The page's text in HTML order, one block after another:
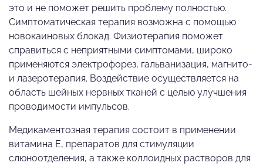
это и не поможет решить проблему полностью.
Симптоматическая терапия возможна с помощью
новокаиновых блокад. Физиотерапия поможет
справиться с неприятными симптомами, широко
применяются электрофорез, гальванизация, магнито-
и лазеротерапия. Воздействие осуществляется на
область шейных нервных тканей с целью улучшения
проводимости импульсов.
Медикаментозная терапия состоит в применении
витамина Е, препаратов для стимуляции
слюноотделения, а также коллоидных растворов для